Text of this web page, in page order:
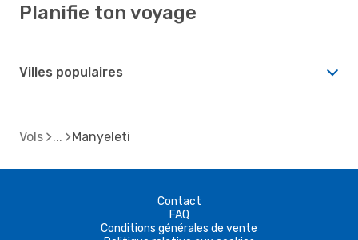
Planifie ton voyage
Villes populaires
Vols Manyeleti
Contact
FAQ
Conditions générales de vente